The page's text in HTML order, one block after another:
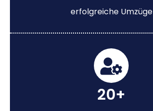
erfolgreiche Umzüge
20+